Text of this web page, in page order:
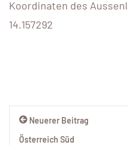
Koordinaten des
14.157292
Neuerer Beitrag
Österreich Süd